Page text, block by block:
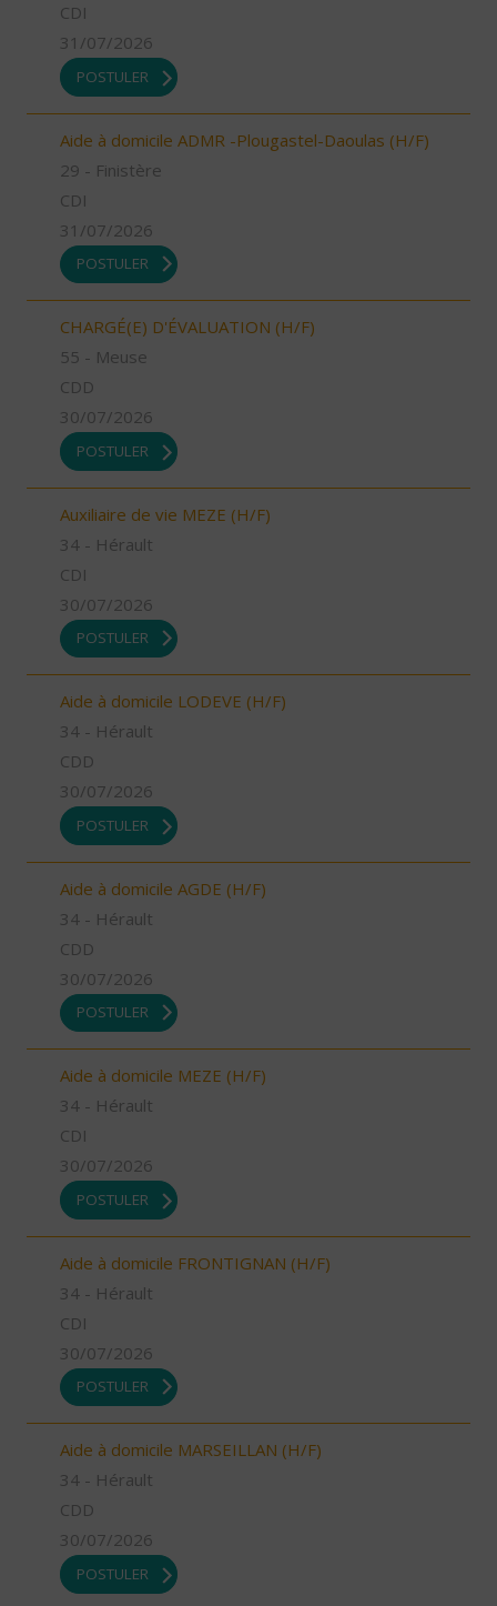
CDI
31/07/2026
POSTULER
Aide à domicile ADMR -Plougastel-Daoulas (H/F)
29 - Finistère
CDI
31/07/2026
POSTULER
CHARGÉ(E) D'ÉVALUATION (H/F)
55 - Meuse
CDD
30/07/2026
POSTULER
Auxiliaire de vie MEZE (H/F)
34 - Hérault
CDI
30/07/2026
POSTULER
Aide à domicile LODEVE (H/F)
34 - Hérault
CDD
30/07/2026
POSTULER
Aide à domicile AGDE (H/F)
34 - Hérault
CDD
30/07/2026
POSTULER
Aide à domicile MEZE (H/F)
34 - Hérault
CDI
30/07/2026
POSTULER
Aide à domicile FRONTIGNAN (H/F)
34 - Hérault
CDI
30/07/2026
POSTULER
Aide à domicile MARSEILLAN (H/F)
34 - Hérault
CDD
30/07/2026
POSTULER